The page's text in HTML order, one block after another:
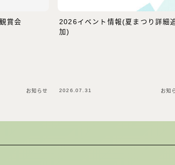
賞会
お知らせ
2026イベント情報(夏まつり詳細
加)
2026.07.31 お知